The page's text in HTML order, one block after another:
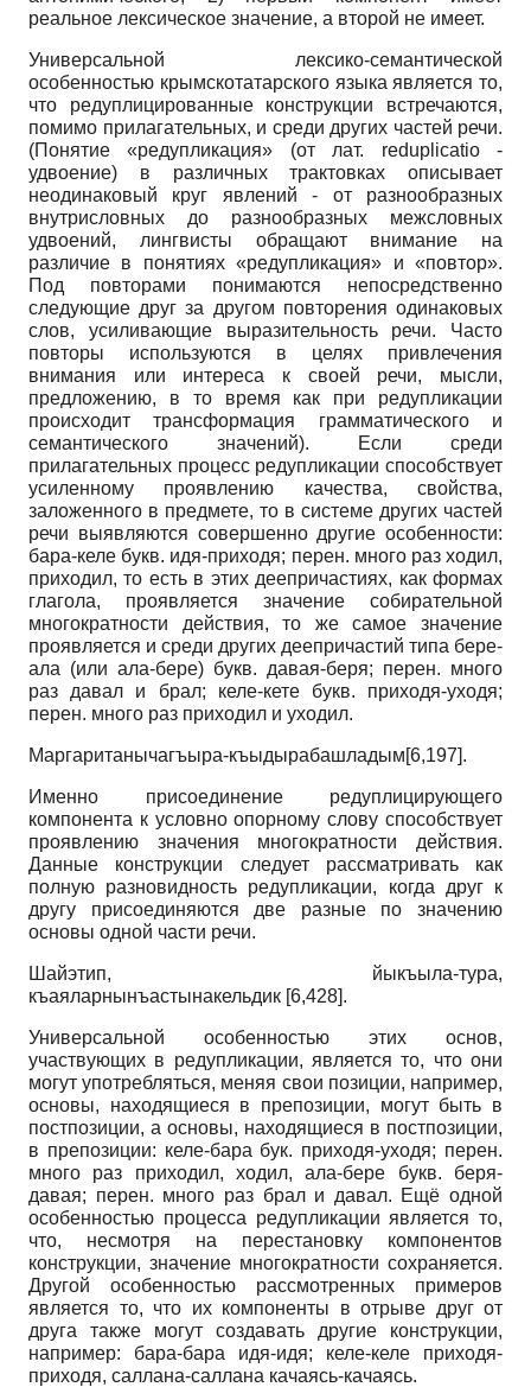
реальное лексическое значение, а второй не имеет.
Универсальной лексико-семантической
особенностью крымскотатарского языка является то,
что редуплицированные конструкции встречаются,
помимо прилагательных, и среди других частей речи.
(Понятие «редупликация» (от лат. reduplicatio -
удвоение) в различных трактовках описывает
неодинаковый круг явлений - от разнообразных
внутрисловных до разнообразных межсловных
удвоений, лингвисты обращают внимание на
различие в понятиях «редупликация» и «повтор».
Под повторами понимаются непосредственно
следующие друг за другом повторения одинаковых
слов, усиливающие выразительность речи. Часто
повторы используются в целях привлечения
внимания или интереса к своей речи, мысли,
предложению, в то время как при редупликации
происходит трансформация грамматического и
семантического значений). Если среди
прилагательных процесс редупликации способствует
усиленному проявлению качества, свойства,
заложенного в предмете, то в системе других частей
речи выявляются совершенно другие особенности:
бара-келе букв. идя-приходя; перен. много раз ходил,
приходил, то есть в этих деепричастиях, как формах
глагола, проявляется значение собирательной
многократности действия, то же самое значение
проявляется и среди других деепричастий типа бере-
ала (или ала-бере) букв. давая-беря; перен. много
раз давал и брал; келе-кете букв. приходя-уходя;
перен. много раз приходил и уходил.
Маргаританычагъыра-къыдырабашладым[6,197].
Именно присоединение редуплицирующего
компонента к условно опорному слову способствует
проявлению значения многократности действия.
Данные конструкции следует рассматривать как
полную разновидность редупликации, когда друг к
другу присоединяются две разные по значению
основы одной части речи.
Шайэтип, йыкъыла-тура,
къаяларнынъастынакельдик [6,428].
Универсальной особенностью этих основ,
участвующих в редупликации, является то, что они
могут употребляться, меняя свои позиции, например,
основы, находящиеся в препозиции, могут быть в
постпозиции, а основы, находящиеся в постпозиции,
в препозиции: келе-бара бук. приходя-уходя; перен.
много раз приходил, ходил, ала-бере букв. беря-
давая; перен. много раз брал и давал. Ещё одной
особенностью процесса редупликации является то,
что, несмотря на перестановку компонентов
конструкции, значение многократности сохраняется.
Другой особенностью рассмотренных примеров
является то, что их компоненты в отрыве друг от
друга также могут создавать другие конструкции,
например: бара-бара идя-идя; келе-келе приходя-
приходя, саллана-саллана качаясь-качаясь.